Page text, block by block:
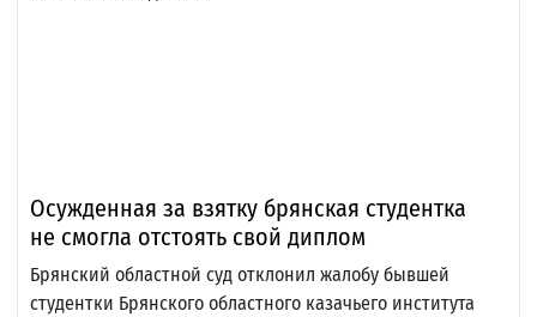
Осужденная за взятку брянская студентка
не смогла отстоять свой диплом
Брянский областной суд отклонил жалобу бывшей
студентки Брянского областного казачьего института